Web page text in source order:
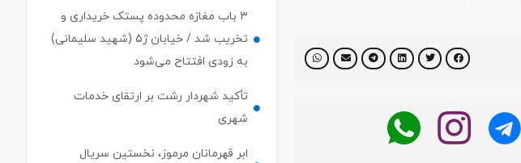
۳ باب مغازه محدوده پستک خریداری و
تخریب شد / خیابان ژ۵ (شهید سلیمانی)
به زودی افتتاح می‌شود
تأکید شهردار رشت بر ارتقای خدمات
شهری
ابر قهرمانان مرموز، نخستین سریال